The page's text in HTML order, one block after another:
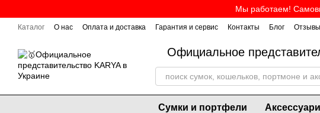
Мы работаем!
Каталог О нас Оплата и доставка Гарантия и сервис Контакты Блог
Официальное
Сумки и портфели Аксессуари